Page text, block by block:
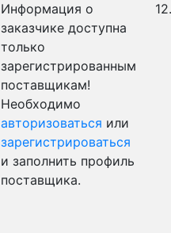
Информация о
заказчике доступна
только
зарегистрированным
поставщикам!
Необходимо
авторизоваться или
зарегистрироваться
и заполнить профиль
поставщика.